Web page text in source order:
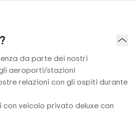
da parte dei nostri
aeroporti/stazioni
relazioni con gli ospiti durante
con veicolo privato deluxe con